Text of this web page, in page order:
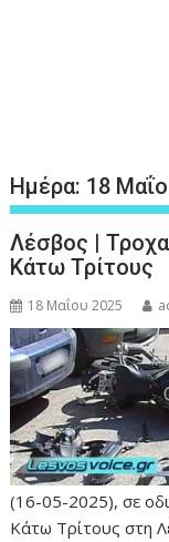
Ημέρα: 18
Λέσβος |
Κάτω Τρίτους
18 Μαΐου 2025
(16-05-2025), σε
Κάτω Τρίτους στη